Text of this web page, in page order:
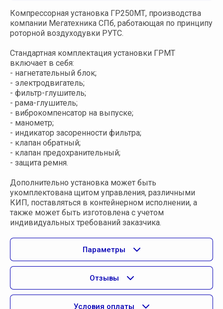
Компрессорная установка ГР250МТ, производства
компании Мегатехника СПб, работающая по принципу
роторной воздуходувки РУТС.
Стандартная комплектация установки ГРМТ
включает в себя:
- нагнетательный блок;
- электродвигатель;
- фильтр-глушитель;
- рама-глушитель;
- виброкомпенсатор на выпуске;
- манометр;
- индикатор засоренности фильтра;
- клапан обратный;
- клапан предохранительный;
- защита ремня.
Дополнительно установка может быть
укомплектована щитом управления, различными
КИП, поставляться в контейнерном исполнении, а
также может быть изготовлена с учетом
индивидуальных требований заказчика.
Параметры
Отзывы
Условия оплаты